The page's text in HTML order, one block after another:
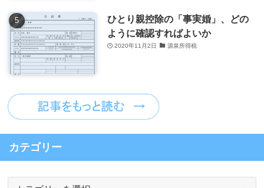
ひとり親控除の「事実婚」、どの
ように確認すればよいか
2020年11月2日 源泉所得税
カテゴリー